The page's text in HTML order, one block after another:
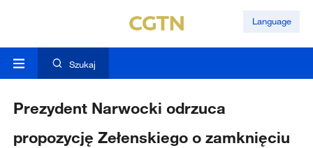
Language
Szukaj
Prezydent Narwocki odrzuca
propozycję Zełenskiego o zamknięciu